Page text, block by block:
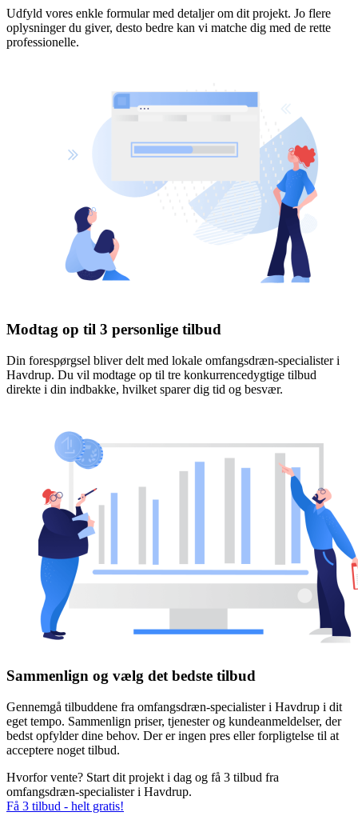
Udfyld vores enkle formular med detaljer om dit projekt. Jo flere
oplysninger du giver, desto bedre kan vi matche dig med de rette
professionelle.
Modtag op til 3 personlige tilbud
Din forespørgsel bliver delt med lokale omfangsdræn-specialister i
Havdrup. Du vil modtage op til tre konkurrencedygtige tilbud
direkte i din indbakke, hvilket sparer dig tid og besvær.
Sammenlign og vælg det bedste tilbud
Gennemgå tilbuddene fra omfangsdræn-specialister i Havdrup i dit
eget tempo. Sammenlign priser, tjenester og kundeanmeldelser, der
bedst opfylder dine behov. Der er ingen pres eller forpligtelse til at
acceptere noget tilbud.
Hvorfor vente? Start dit projekt i dag og få 3 tilbud fra
omfangsdræn-specialister i Havdrup.
Få 3 tilbud - helt gratis!